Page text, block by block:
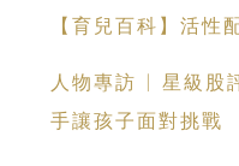
【育兒百科】活性
人物專訪 | 星級股
手讓孩子面對挑戰